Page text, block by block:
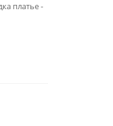
платье -